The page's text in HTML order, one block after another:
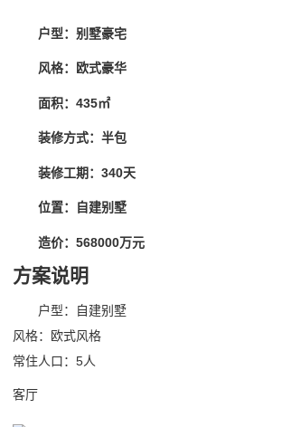
户型：别墅豪宅
风格：欧式豪华
面积：435㎡
装修方式：半包
装修工期：340天
位置：自建别墅
造价：568000万元
方案说明
户型：自建别墅
风格：欧式风格
常住人口：5人
客厅